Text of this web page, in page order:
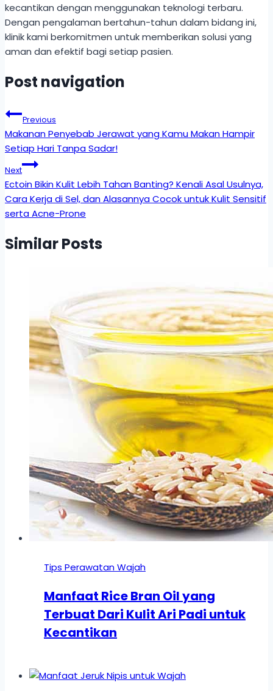
kecantikan dengan menggunakan teknologi terbaru.
Dengan pengalaman bertahun-tahun dalam bidang ini,
klinik kami berkomitmen untuk memberikan solusi yang
aman dan efektif bagi setiap pasien.
Post navigation
Previous
Makanan Penyebab Jerawat yang Kamu Makan Hampir
Setiap Hari Tanpa Sadar!
Next
Ectoin Bikin Kulit Lebih Tahan Banting? Kenali Asal Usulnya,
Cara Kerja di Sel, dan Alasannya Cocok untuk Kulit Sensitif
serta Acne-Prone
Similar Posts
Tips Perawatan Wajah
Manfaat Rice Bran Oil yang
Terbuat Dari Kulit Ari Padi untuk
Kecantikan